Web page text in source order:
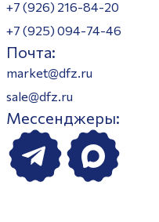
+7 (926) 216-84-20
+7 (925) 094-74-46
Почта:
market@dfz.ru
sale@dfz.ru
Мессенджеры: